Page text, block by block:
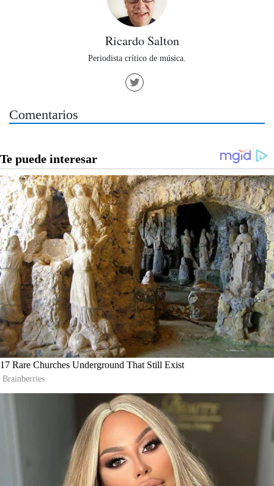
Ricardo Salton
Periodista crítico de música.
Comentarios